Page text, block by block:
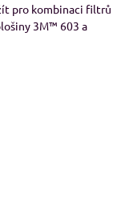
pro kombinaci filtrů
3M™ 603 a